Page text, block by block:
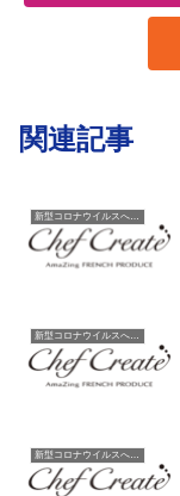
関連記事
新型コロナウイルスへの対応について
新型コロナウイルスへの対応について